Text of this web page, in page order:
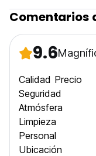
Comentarios
9.6
Calidad Precio
Seguridad
Atmósfera
Limpieza
Personal
Ubicación